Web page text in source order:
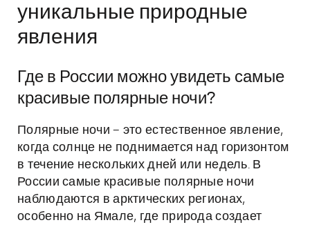
уникальные природные
явления
Где в России можно увидеть самые
красивые полярные ночи?
Полярные ночи – это естественное явление,
когда солнце не поднимается над горизонтом
в течение нескольких дней или недель. В
России самые красивые полярные ночи
наблюдаются в арктических регионах,
особенно на Ямале, где природа создает